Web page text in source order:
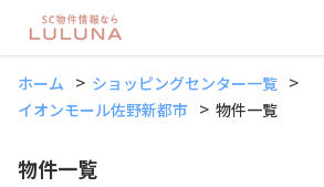
ホーム
ショッピングセンター一覧
イオンモール佐野新都市
物件一覧
物件一覧